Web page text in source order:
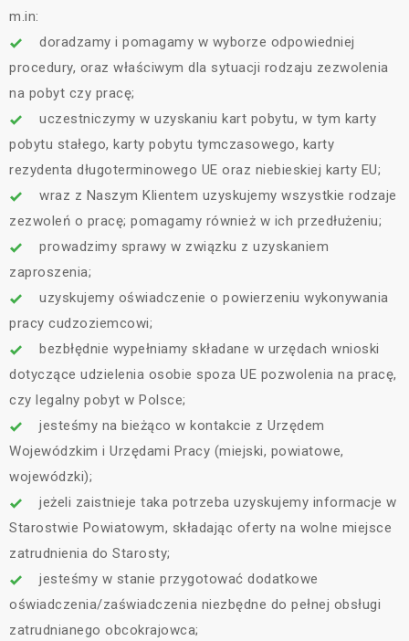
m.in:
doradzamy i pomagamy w wyborze odpowiedniej
procedury, oraz właściwym dla sytuacji rodzaju zezwolenia
na pobyt czy pracę;
uczestniczymy w uzyskaniu kart pobytu, w tym karty
pobytu stałego, karty pobytu tymczasowego, karty
rezydenta długoterminowego UE oraz niebieskiej karty EU;
wraz z Naszym Klientem uzyskujemy wszystkie rodzaje
zezwoleń o pracę; pomagamy również w ich przedłużeniu;
prowadzimy sprawy w związku z uzyskaniem
zaproszenia;
uzyskujemy oświadczenie o powierzeniu wykonywania
pracy cudzoziemcowi;
bezbłędnie wypełniamy składane w urzędach wnioski
dotyczące udzielenia osobie spoza UE pozwolenia na pracę,
czy legalny pobyt w Polsce;
jesteśmy na bieżąco w kontakcie z Urzędem
Wojewódzkim i Urzędami Pracy (miejski, powiatowe,
wojewódzki);
jeżeli zaistnieje taka potrzeba uzyskujemy informacje w
Starostwie Powiatowym, składając oferty na wolne miejsce
zatrudnienia do Starosty;
jesteśmy w stanie przygotować dodatkowe
oświadczenia/zaświadczenia niezbędne do pełnej obsługi
zatrudnianego obcokrajowca;